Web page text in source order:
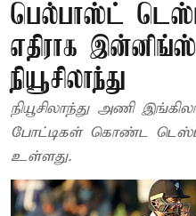
பெல்பாஸ்ட்
எதிராக
நியூசிலாந்து
நியூசிலாந்து அணி
போட்டிகள் கொண்ட
உள்ளது.